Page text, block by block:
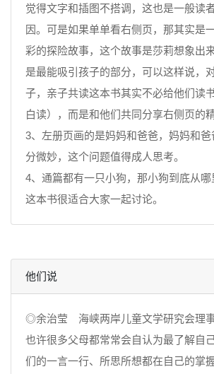
觉得文字和插图不搭调，这也是一般读
因。可是如果单单看右侧页，那其实是
彩的探险故事，这个故事是莎莉想象出
是最能吸引孩子的部分，可以这样说，
子，亲子共读这本书其实不必给他们读
白读），而是和他们共同分享右侧页的
3、左册页画的是妈妈和爸爸，妈妈和
分微妙，这个问题值得成人思考。
4、通篇都有一只小狗，那小狗到底从哪
这本书很适合大家一起讨论。
他们说
◎余治莹 海峡两岸儿童文学研究会理
也许很多父母都常常会自认为最了解自
们的一言一行、所思所想都在自己的掌